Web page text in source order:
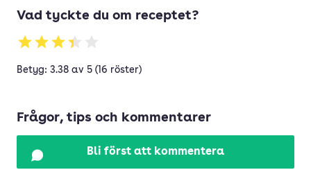
Vad tyckte du om receptet?
Betyg: 3.38 av 5 (16 röster)
Frågor, tips och kommentarer
Bli först att kommentera